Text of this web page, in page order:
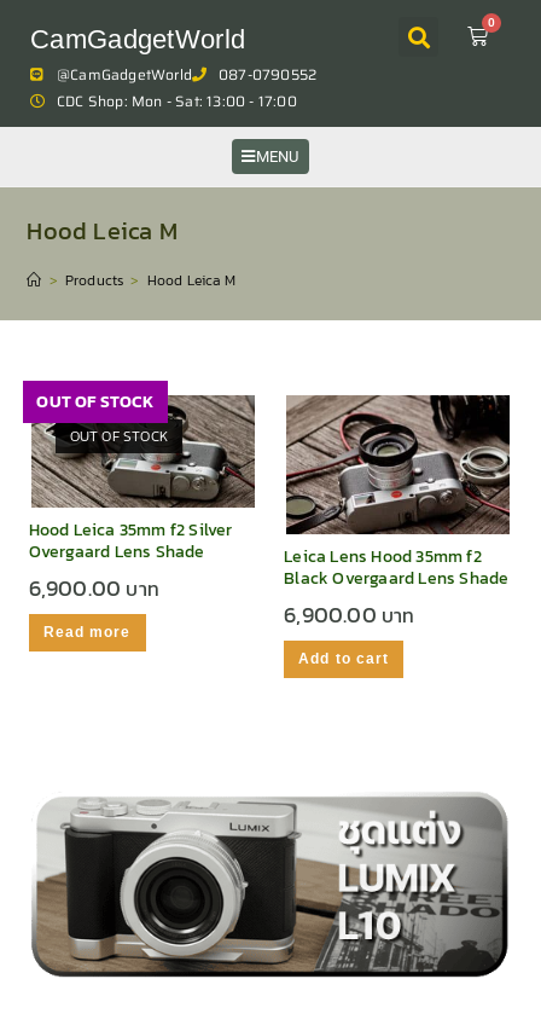
CamGadgetWorld
0
@CamGadgetWorld
087-0790552
CDC Shop: Mon - Sat: 13:00 - 17:00
MENU
Hood Leica M
> Products > Hood Leica M
OUT OF STOCK
OUT OF STOCK
Hood Leica 35mm f2 Silver
Overgaard Lens Shade
6,900.00
Read more
Leica Lens Hood 35mm f2
Black Overgaard Lens Shade
6,900.00
Add to cart